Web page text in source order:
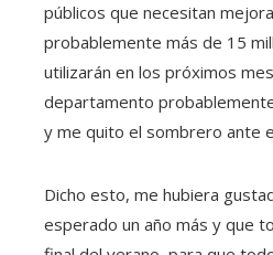
públicos que necesitan
probablemente más de 15
utilizarán en los próximos
departamento
y me quito el sombrero ante
Dicho esto, me hubiera
esperado un año más y que